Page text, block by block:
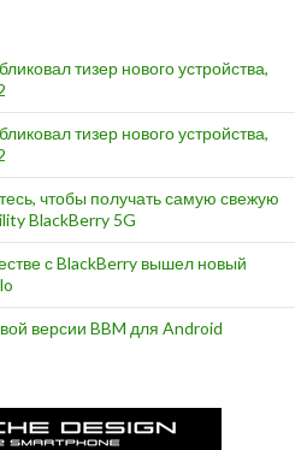
тизер нового устройства,
тизер нового устройства,
чтобы получать самую свежую
BlackBerry 5G
с BlackBerry вышел новый
версии BBM для Android